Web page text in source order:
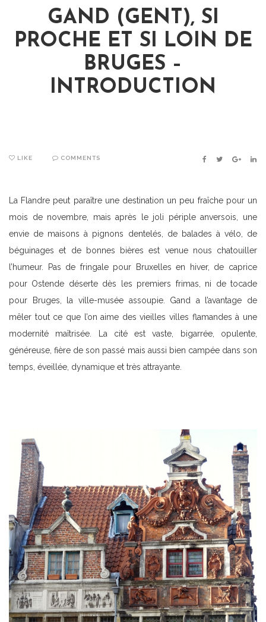
GAND (GENT), SI
PROCHE ET SI LOIN DE
BRUGES –
INTRODUCTION
LIKE COMMENTS FACEBOOK
TWITTER
La Flandre peut paraître une destination un peu fraîche pour un
mois de novembre, mais après le joli périple anversois, une
envie de maisons à pignons dentelés, de balades à vélo, de
béguinages et de bonnes bières est venue nous chatouiller
l’humeur. Pas de fringale pour Bruxelles en hiver, de caprice
pour Ostende déserte dès les premiers frimas, ni de tocade
pour Bruges, la ville-musée assoupie. Gand a l’avantage de
mêler tout ce que l’on aime des vieilles villes flamandes à une
modernité maîtrisée. La cité est vaste, bigarrée, opulente,
généreuse, fière de son passé mais aussi bien campée dans son
temps, éveillée, dynamique et très attrayante.